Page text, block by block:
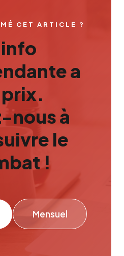
CET ARTICLE ?
a
nous à
le
!
Mensuel